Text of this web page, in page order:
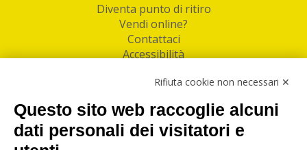
Diventa punto di ritiro
Vendi online?
Contattaci
Accessibilità
Facebook
Linkedin
Rifiuta cookie non necessari ✕
Questo sito web raccoglie alcuni
dati personali dei visitatori e